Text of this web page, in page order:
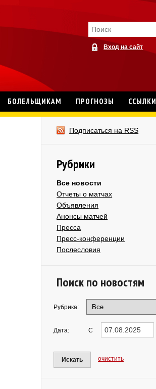
Вход на сайт
БОЛЕЛЬЩИКАМ ПРОГНОЗЫ ССЫЛКИ
Подписаться на RSS
Рубрики
Все новости
Отчеты о матчах
Объявления
Анонсы матчей
Пресса
Пресс-конференции
Послесловия
Поиск по новостям
Рубрика:
Дата: С
Искать очистить